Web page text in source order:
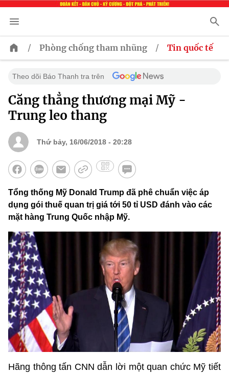
/ Phòng chống tham nhũng / Tin quốc tế
Theo dõi Báo Thanh tra trên
Căng thẳng thương mại Mỹ -
Trung leo thang
Thứ bảy, 16/06/2018 - 20:28
Tổng thống Mỹ Donald Trump đã phê chuẩn việc áp
dụng gói thuế quan trị giá tới 50 tỉ USD đánh vào các
mặt hàng Trung Quốc nhập Mỹ.
Hãng thông tấn CNN dẫn lời một quan chức Mỹ tiết